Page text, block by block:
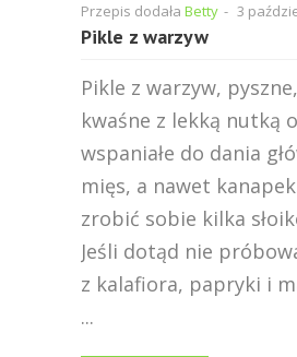
Przepis dodała Betty - 3
Pikle z warzyw
Pikle z warzyw,
kwaśne z lekką nutką
wspaniałe do dania
mięs, a nawet
zrobić sobie kilka
Jeśli dotąd nie
z kalafiora, papryki i
...